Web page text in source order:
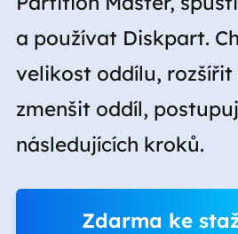
a používat Diskpart.
velikost oddílu, rozšířit
zmenšit oddíl,
následujících kroků.
Zdarma ke